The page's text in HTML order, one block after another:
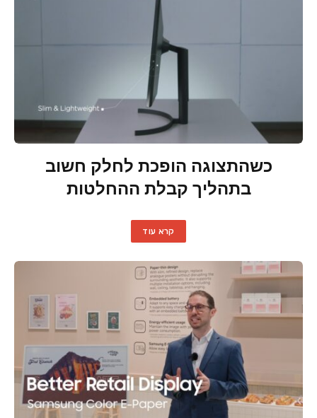
כשהתצוגה הופכת לחלק חשוב
בתהליך קבלת ההחלטות
קרא עוד